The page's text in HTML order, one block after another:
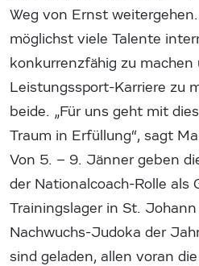
Weg von Ernst
möglichst viele Talente
konkurrenzfähig zu machen
Leistungssport-Karriere zu
beide. „Für uns geht mit
Traum in Erfüllung“, sagt
Von 5. – 9. Jänner geben
der Nationalcoach-Rolle als
Trainingslager in St.
Nachwuchs-Judoka der
sind geladen, allen voran